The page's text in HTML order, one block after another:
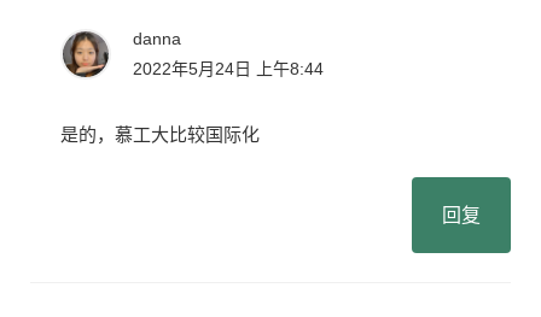
danna
2022年5月24日 上午8:44
是的，慕工大比较国际化
回复